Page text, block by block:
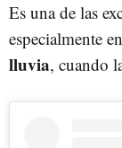
Es una de las
especialmente
lluvia, cuando